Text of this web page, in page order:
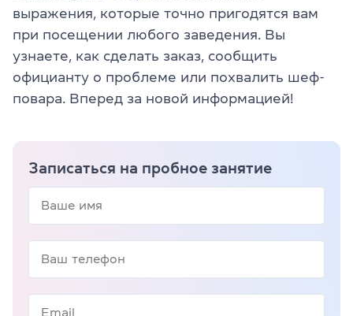
выражения, которые точно пригодятся вам
при посещении любого заведения. Вы
узнаете, как сделать заказ, сообщить
официанту о проблеме или похвалить шеф-
повара. Вперед за новой информацией!
Записаться на пробное занятие